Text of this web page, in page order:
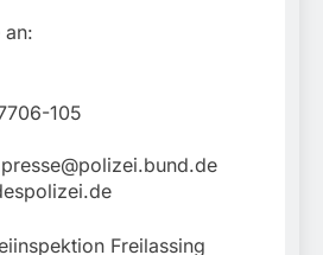
an:
105
Freilassing